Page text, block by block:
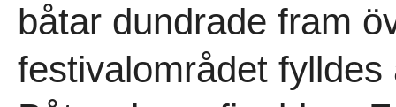
båtar dundrade fram
festivalområdet